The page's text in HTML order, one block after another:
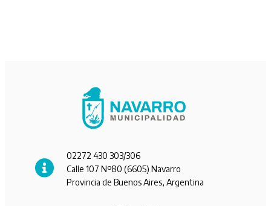
02272 430 303/306
Calle 107 Nº80 (6605) Navarro
Provincia de Buenos Aires, Argentina